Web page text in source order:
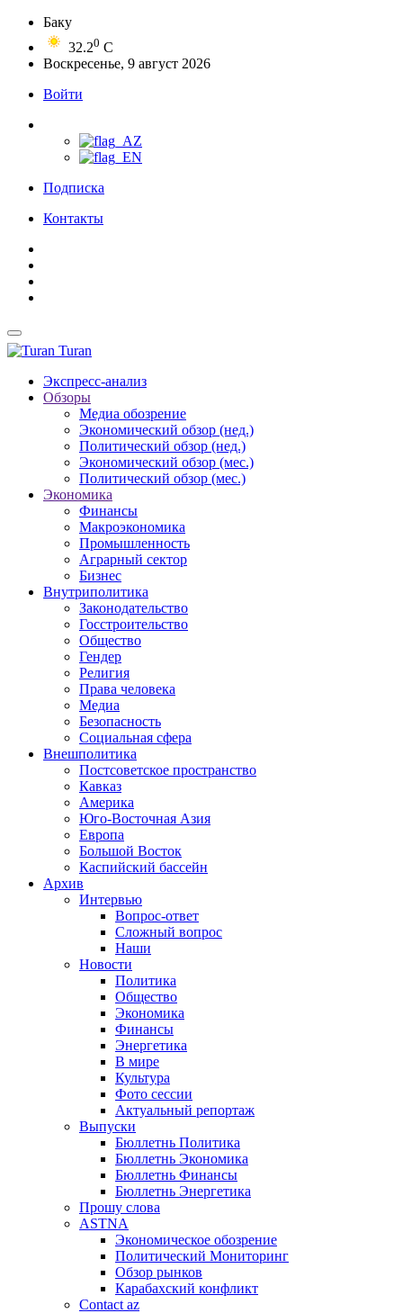
Баку
32.20 C
Воскресенье, 9 август 2026
Войти
Подписка
Контакты
Turan
Экспресс-анализ
Обзоры
Медиа обозрение
Экономический обзор (нед.)
Политический обзор (нед.)
Экономический обзор (мес.)
Политический обзор (мес.)
Экономика
Финансы
Макроэкономика
Промышленность
Аграрный сектор
Бизнес
Внутриполитика
Законодательство
Госстроительство
Общество
Гендер
Религия
Права человека
Медиа
Безопасность
Социальная сфера
Внешполитика
Постсоветское пространство
Кавказ
Америка
Юго-Восточная Азия
Европа
Большой Восток
Каспийский бассейн
Архив
Интервью
Вопрос-ответ
Сложный вопрос
Наши
Новости
Политика
Общество
Экономика
Финансы
Энергетика
В мире
Культура
Фото сессии
Актуальный репортаж
Выпуски
Бюллетнь Политика
Бюллетнь Экономика
Бюллетнь Финансы
Бюллетнь Энергетика
Прошу слова
ASTNA
Экономическое обозрение
Политический Мониторинг
Обзор рынков
Карабахский конфликт
Contact az